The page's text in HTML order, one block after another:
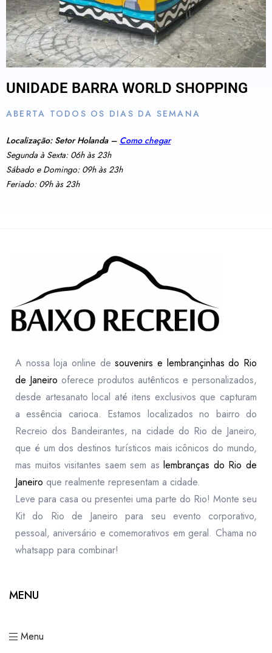
UNIDADE BARRA WORLD SHOPPING
ABERTA TODOS OS DIAS DA SEMANA
Localização: Setor Holanda – Como chegar
Segunda à Sexta: 06h às 23h
Sábado e Domingo: 09h às 23h
Feriado: 09h às 23h
A nossa loja online desouvenirs e lembrançinhas do Rio
de Janeiro oferece produtos autênticos e personalizados,
desde artesanato local até itens exclusivos que capturam
a essência carioca. Estamos localizados no bairro do
Recreio dos Bandeirantes, na cidade do Rio de Janeiro,
que é um dos destinos turísticos mais icônicos do mundo,
mas muitos visitantes saem sem aslembranças do Rio de
Janeiro que realmente representam a cidade.
Leve para casa ou presentei uma parte do Rio! Monte seu
Kit do Rio de Janeiro para seu evento corporativo,
pessoal, aniversário e comemorativos em geral. Chama no
whatsapp para combinar!
MENU
Menu